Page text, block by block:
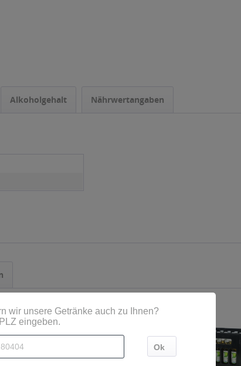
Alkoholgehalt Nährwertangaben